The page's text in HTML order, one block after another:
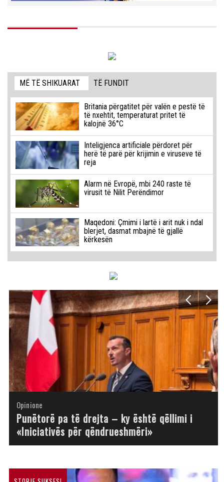
MË TË SHIKUARAT TË FUNDIT
Britania përgatitet për valën e pestë të
të nxehtit, temperaturat pritet të
kalojnë 36°C
Inteligjenca artificiale përdoret për
herë të parë për krijimin e viruseve të
reja
Alarm në Evropë, mbi 240 raste të
virusit të Nilit Perëndimor
Maqedoni: Çmimi i lartë i arit nuk i ndal
blerjet, dasmat mbajnë të gjallë
kërkesën
Opinione
Opinione
Punëtorë pa të drejta – ky është qëllimi i
«Iniciativës për qëndrueshmëri»
Opinione
Opinione
Opinione
Opinione
Opinione
Opinione